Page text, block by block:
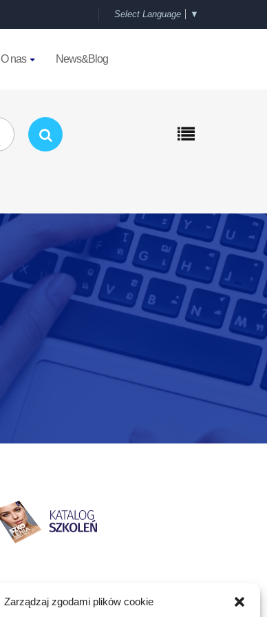
Zarządzaj zgodami plików cookie
Select Language ▼
O nas News&Blog